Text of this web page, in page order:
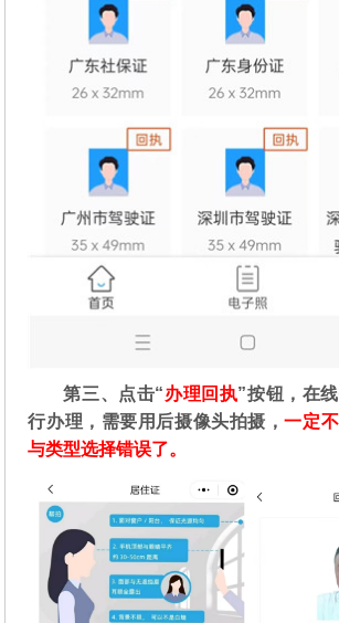
第三、点击“办理回执”按钮，在
行办理，需要用后摄像头拍摄，一定
与类型选择错误了。